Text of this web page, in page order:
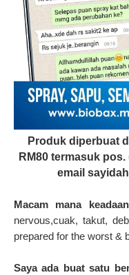
Produk diperbuat
RM80 termasuk pos.
email
Macam mana
nervous,cuak, takut,
prepared for the worst &
Saya ada buat satu